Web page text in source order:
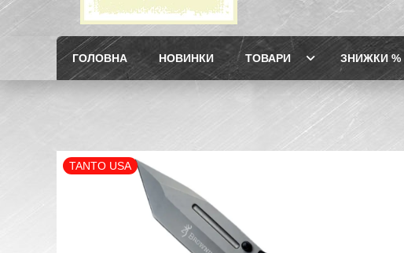
ГОЛОВНА НОВИНКИ ТОВАРИ ЗНИЖКИ %
TANTO USA